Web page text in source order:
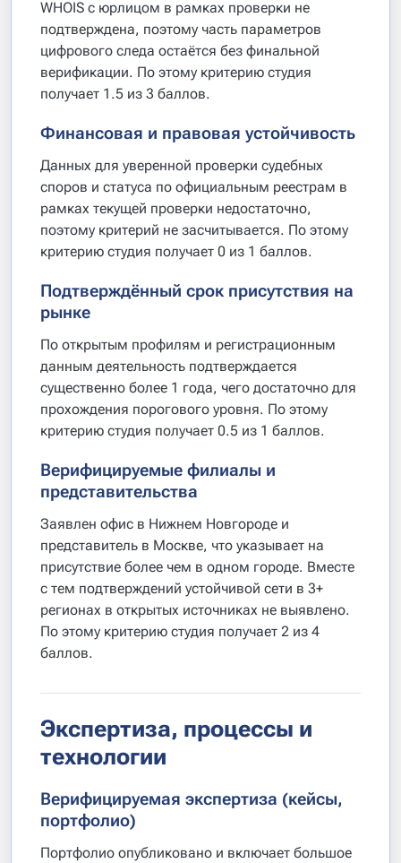
WHOIS с юрлицом в рамках проверки не
подтверждена, поэтому часть параметров
цифрового следа остаётся без финальной
верификации. По этому критерию студия
получает 1.5 из 3 баллов.
Финансовая и правовая устойчивость
Данных для уверенной проверки судебных
споров и статуса по официальным реестрам в
рамках текущей проверки недостаточно,
поэтому критерий не засчитывается. По этому
критерию студия получает 0 из 1 баллов.
Подтверждённый срок присутствия на
рынке
По открытым профилям и регистрационным
данным деятельность подтверждается
существенно более 1 года, чего достаточно для
прохождения порогового уровня. По этому
критерию студия получает 0.5 из 1 баллов.
Верифицируемые филиалы и
представительства
Заявлен офис в Нижнем Новгороде и
представитель в Москве, что указывает на
присутствие более чем в одном городе. Вместе
с тем подтверждений устойчивой сети в 3+
регионах в открытых источниках не выявлено.
По этому критерию студия получает 2 из 4
баллов.
Экспертиза, процессы и
технологии
Верифицируемая экспертиза (кейсы,
портфолио)
Портфолио опубликовано и включает большое